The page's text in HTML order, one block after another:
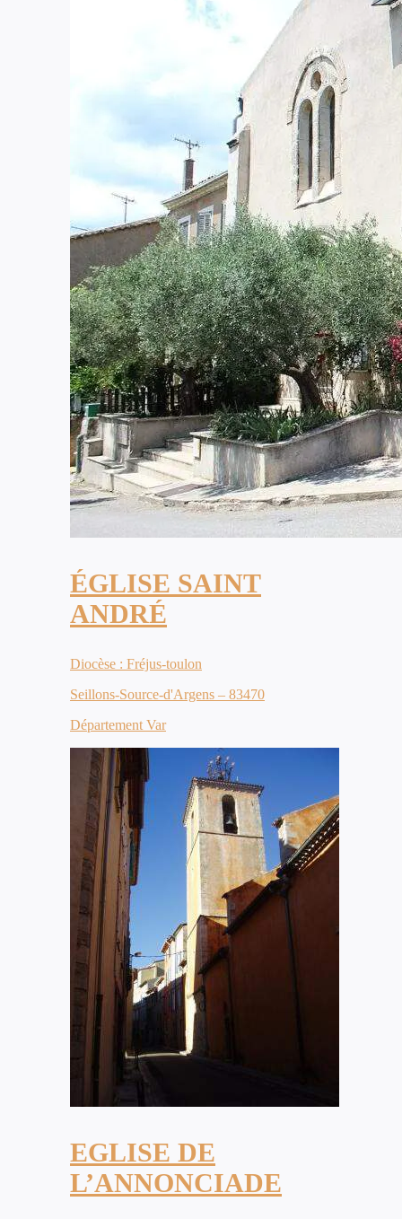
ÉGLISE SAINT
ANDRÉ
Diocèse : Fréjus-toulon
Seillons-Source-d'Argens – 83470
Département Var
EGLISE DE
L’ANNONCIADE